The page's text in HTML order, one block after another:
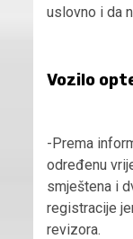
uslovno i da
Vozilo
-Prema
određenu
smještena i
registracije
revizora.